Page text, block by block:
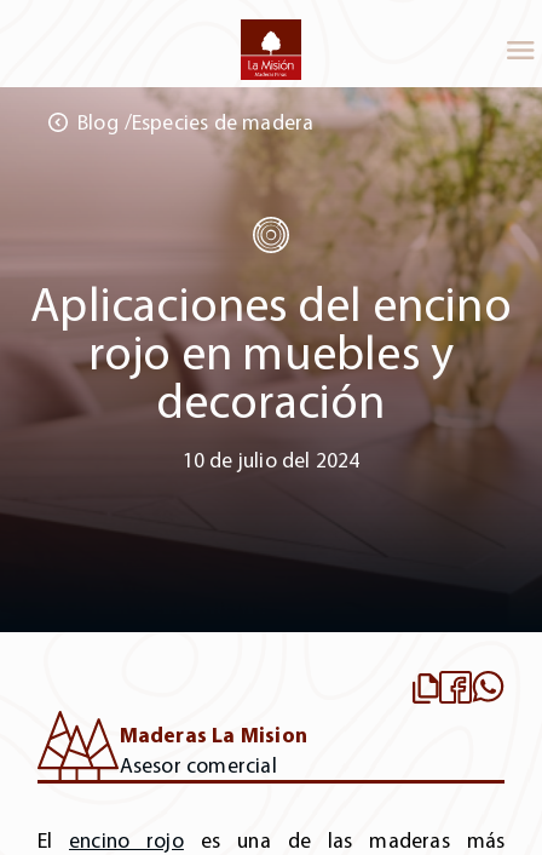
Blog Especies de madera
Aplicaciones del encino
rojo en muebles y
decoración
10 de julio del 2024
Maderas La Mision
Asesor comercial
El encino rojoes una de las maderas más